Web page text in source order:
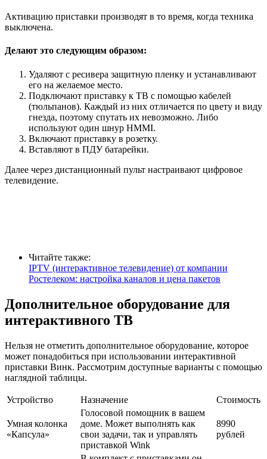
Активацию приставки производят в то время, когда техника
выключена.
Делают это следующим образом:
Удаляют с ресивера защитную пленку и устанавливают
его на желаемое место.
Подключают приставку к ТВ с помощью кабелей
(тюльпанов). Каждый из них отличается по цвету и виду
гнезда, поэтому спутать их невозможно. Либо
используют один шнур HMMI.
Включают приставку в розетку.
Вставляют в ПДУ батарейки.
Далее через дистанционный пульт настраивают цифровое
телевидение.
Читайте также:
IPTV (интерактивное телевидение) от компании
Ростелеком: настройка каналов и цена пакетов
Дополнительное оборудование для
интерактивного ТВ
Нельзя не отметить дополнительное оборудование, которое
может понадобиться при использовании интерактивной
приставки Винк. Рассмотрим доступные варианты с помощью
наглядной таблицы.
Устройство Назначение Стоимость
Умная колонка
«Капсула»
Голосовой помощник в вашем
доме. Может выполнять как
свои задачи, так и управлять
приставкой Wink
8990
рублей